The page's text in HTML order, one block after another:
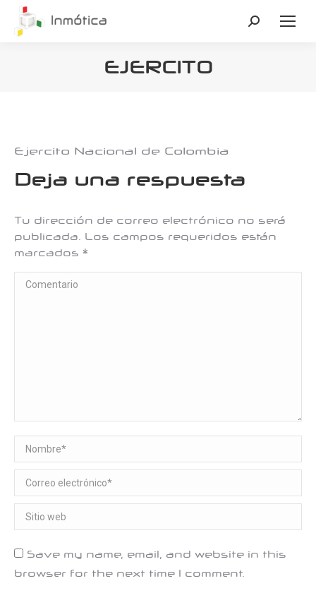
Buscar:
EJERCITO
Ejercito Nacional de Colombia
Deja una respuesta
Tu dirección de correo electrónico no será
publicada. Los campos requeridos están
marcados *
Comentario
Nombre *
Correo electrónico *
Sitio web
Save my name, email, and website in this
browser for the next time I comment.